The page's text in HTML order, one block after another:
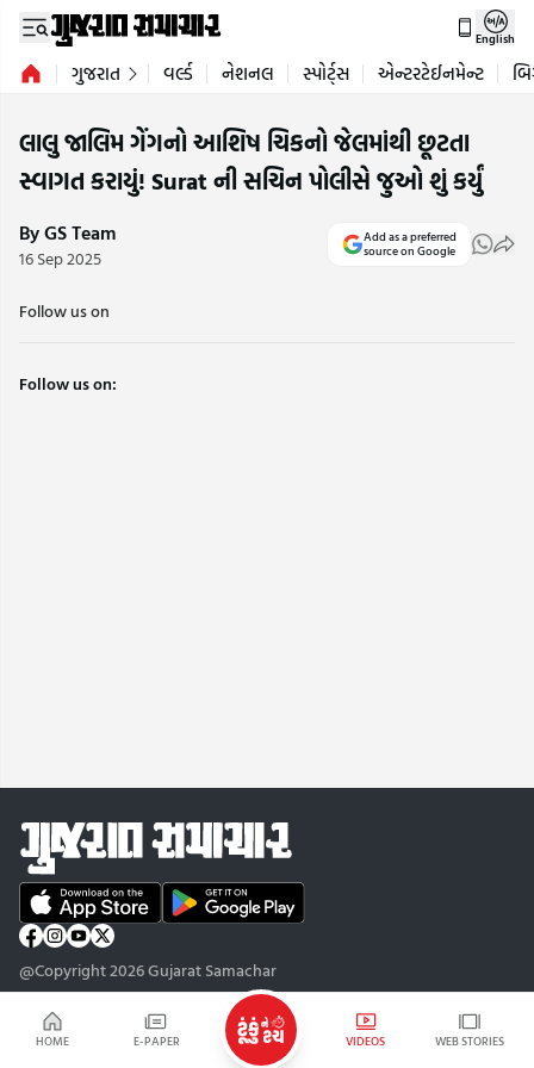
HOME E-PAPER VIDEOS WEB STORIES
English
ગુજરાત વર્લ્ડ નેશનલ સ્પોર્ટ્સ એન્ટરટેઈનમેન્ટ
લાલુ જાલિમ ગેંગનો આશિષ ચિકનો જેલમાંથી છૂટતા
સ્વાગત કરાયું! Surat ની સચિન પોલીસે જુઓ શું કર્યું
By GS Team
16 Sep 2025
Add as a preferred
source on Google
Follow us on
Follow us on:
@Copyright 2026 Gujarat Samachar